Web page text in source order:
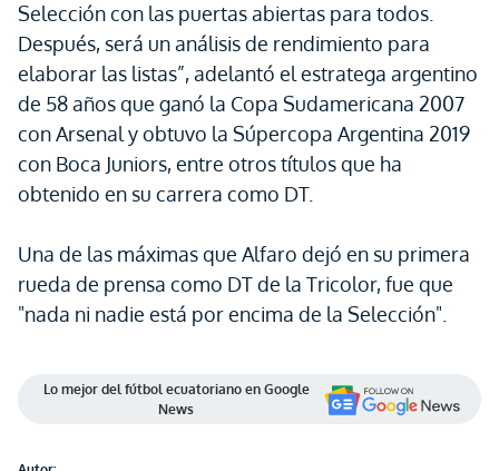
Selección con las puertas abiertas para todos.
Después, será un análisis de rendimiento para
elaborar las listas”, adelantó el estratega argentino
de 58 años que ganó la Copa Sudamericana 2007
con Arsenal y obtuvo la Súpercopa Argentina 2019
con Boca Juniors, entre otros títulos que ha
obtenido en su carrera como DT.
Una de las máximas que Alfaro dejó en su primera
rueda de prensa como DT de la Tricolor, fue que
"nada ni nadie está por encima de la Selección".
Lo mejor del fútbol ecuatoriano en Google
News